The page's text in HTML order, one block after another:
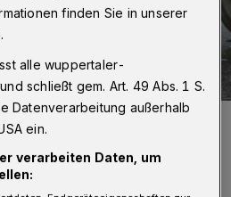
finden Sie in unserer
alle wuppertaler-
schließt gem. Art. 49 Abs. 1 S.
Datenverarbeitung außerhalb
ein.
verarbeiten Daten, um